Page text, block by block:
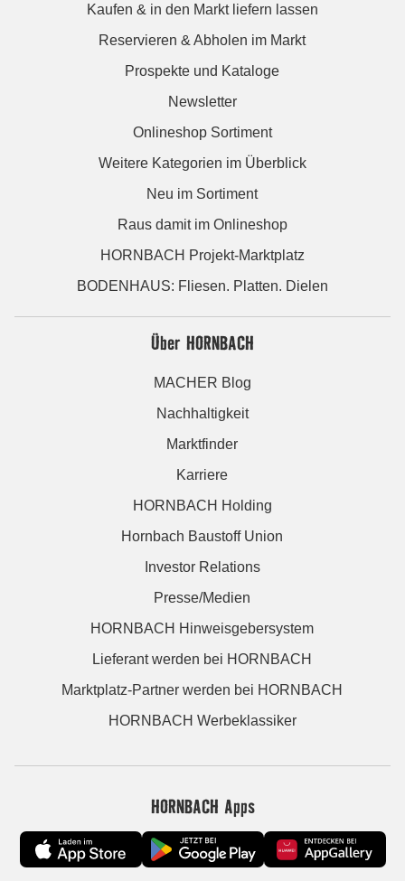
Kaufen & in den Markt liefern lassen
Reservieren & Abholen im Markt
Prospekte und Kataloge
Newsletter
Onlineshop Sortiment
Weitere Kategorien im Überblick
Neu im Sortiment
Raus damit im Onlineshop
HORNBACH Projekt-Marktplatz
BODENHAUS: Fliesen. Platten. Dielen
Über HORNBACH
MACHER Blog
Nachhaltigkeit
Marktfinder
Karriere
HORNBACH Holding
Hornbach Baustoff Union
Investor Relations
Presse/Medien
HORNBACH Hinweisgebersystem
Lieferant werden bei HORNBACH
Marktplatz-Partner werden bei HORNBACH
HORNBACH Werbeklassiker
HORNBACH Apps